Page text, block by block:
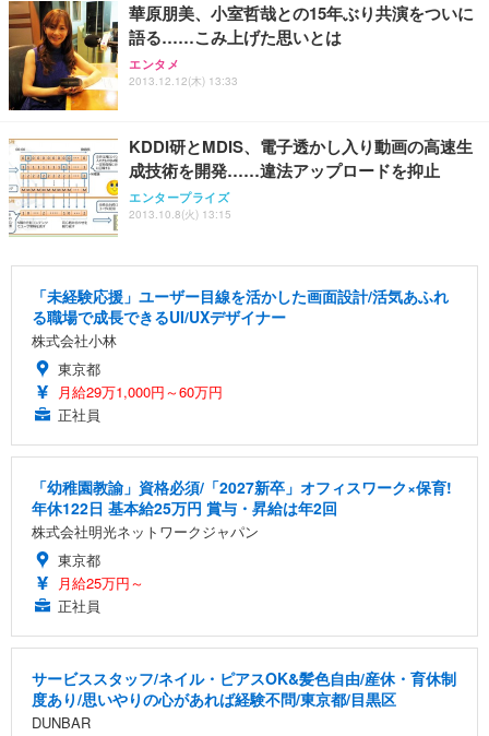
華原朋美、小室哲哉との15年ぶり共演をついに
語る……こみ上げた思いとは
エンタメ
2013.12.12(木) 13:33
KDDI研とMDIS、電子透かし入り動画の高速生
成技術を開発……違法アップロードを抑止
エンタープライズ
2013.10.8(火) 13:15
「未経験応援」ユーザー目線を活かした画面設計/活気あふれ
る職場で成長できるUI/UXデザイナー
株式会社小林
東京都
月給29万1,000円～60万円
正社員
「幼稚園教諭」資格必須/「2027新卒」オフィスワーク×保育!
年休122日 基本給25万円 賞与・昇給は年2回
株式会社明光ネットワークジャパン
東京都
月給25万円～
正社員
サービススタッフ/ネイル・ピアスOK&髪色自由/産休・育休制
度あり/思いやりの心があれば経験不問/東京都/目黒区
DUNBAR